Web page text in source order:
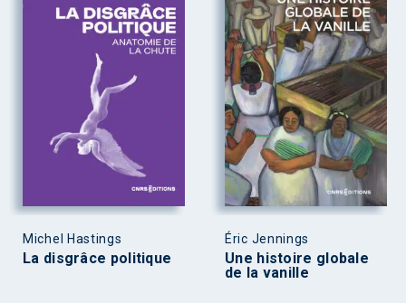
Michel Hastings
La disgrâce politique
Éric Jennings
Une histoire globale
de la vanille